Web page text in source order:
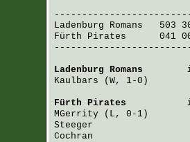
Ladenburg Romans
503
Fürth Pirates
041
Ladenburg Romans
Kaulbars (W, 1-0)
Fürth Pirates
MGerrity (L, 0-1)
Steeger
Cochran